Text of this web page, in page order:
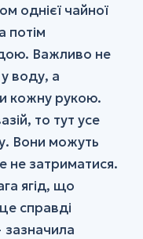
однієї чайної
потім
Важливо не
воду, а
кожну рукою.
то тут усе
Вони можуть
не затриматися.
ягід, що
справді
зазначила